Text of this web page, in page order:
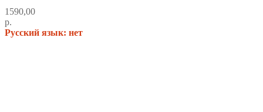
1590,00
р.
Русский язык: нет